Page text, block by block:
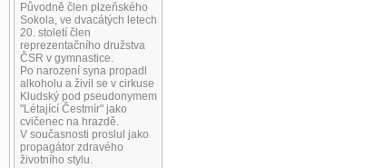
Původně člen plzeňského
Sokola, ve dvacátých letech
20. století člen
reprezentačního družstva
ČSR v gymnastice.
Po narození syna propadl
alkoholu a živil se v cirkuse
Kludský pod pseudonymem
"Létající Čestmír" jako
cvičenec na hrazdě.
V současnosti proslul jako
propagátor zdravého
životního stylu.